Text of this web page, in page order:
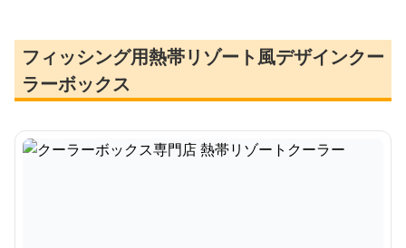
フィッシング用熱帯リゾート風デザインクー
ラーボックス